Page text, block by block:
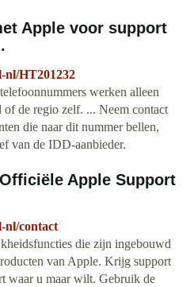
Apple voor support
nl/HT201232
werken alleen
de regio zelf. ... Neem contact
die naar dit nummer bellen,
van de IDD-aanbieder.
Apple Support
nl/contact
die zijn ingebouwd
van Apple. Krijg support
waar u maar wilt. Gebruik de